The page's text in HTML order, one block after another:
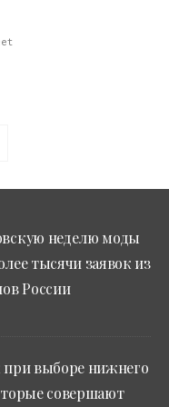
неделю моды
тысячи заявок из
России
при выборе нижнего
совершают